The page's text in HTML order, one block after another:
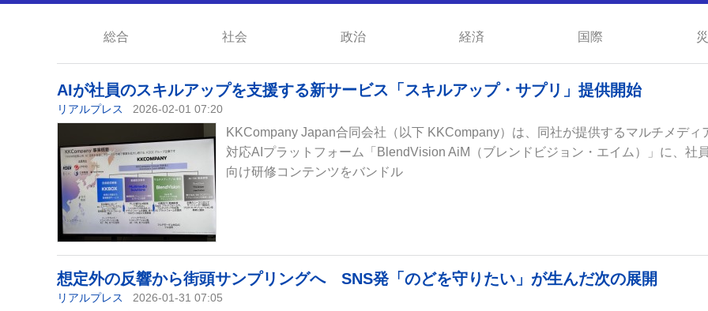
総合 社会 政治 経済 国際
AIが社員のスキルアップを支援する新サービス「スキルアップ・サプリ」提供開始
リアルプレス 2026-02-01 07:20
KKCompany Japan合同会社（以下 KKCompany）は、同社が提供するマルチメディ
対応AIプラットフォーム「BlendVision AiM（ブレンドビジョン・エイム）」に、社
向け研修コンテンツをバンドル
想定外の反響から街頭サンプリングへ SNS発「のどを守りたい」が生んだ次の展開
リアルプレス 2026-01-31 07:05